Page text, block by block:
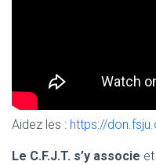
Aidez les : https://
Le C.F.J.T. s’y associe